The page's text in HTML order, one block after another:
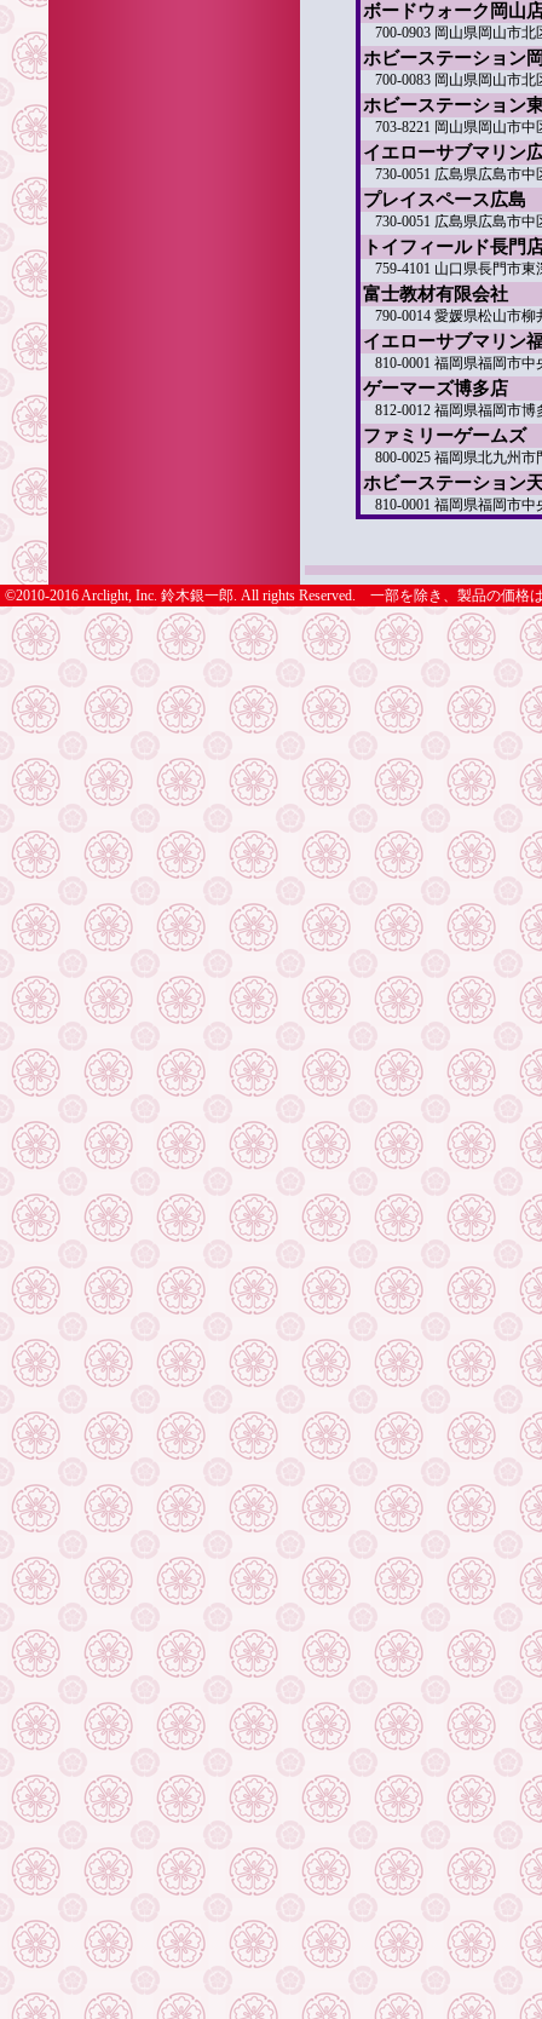
ボードウォーク岡山
700-0903 岡山県岡山市
ホビーステーション
700-0083 岡山県岡山市
ホビーステーション
703-8221 岡山県岡山市中
イエローサブマリン
730-0051 広島県広島市
プレイスペース広島
730-0051 広島県広島市
トイフィールド長門
759-4101 山口県長門市東
富士教材有限会社
790-0014 愛媛県松山市柳
イエローサブマリン
810-0001 福岡県福岡市
ゲーマーズ博多店
812-0012 福岡県福岡市
ファミリーゲームズ
800-0025 福岡県北九州
ホビーステーション
810-0001 福岡県福岡市中
©2010-2016 Arclight, Inc. 鈴木銀一郎. All rights Reserved. 一部を除き、製品の価